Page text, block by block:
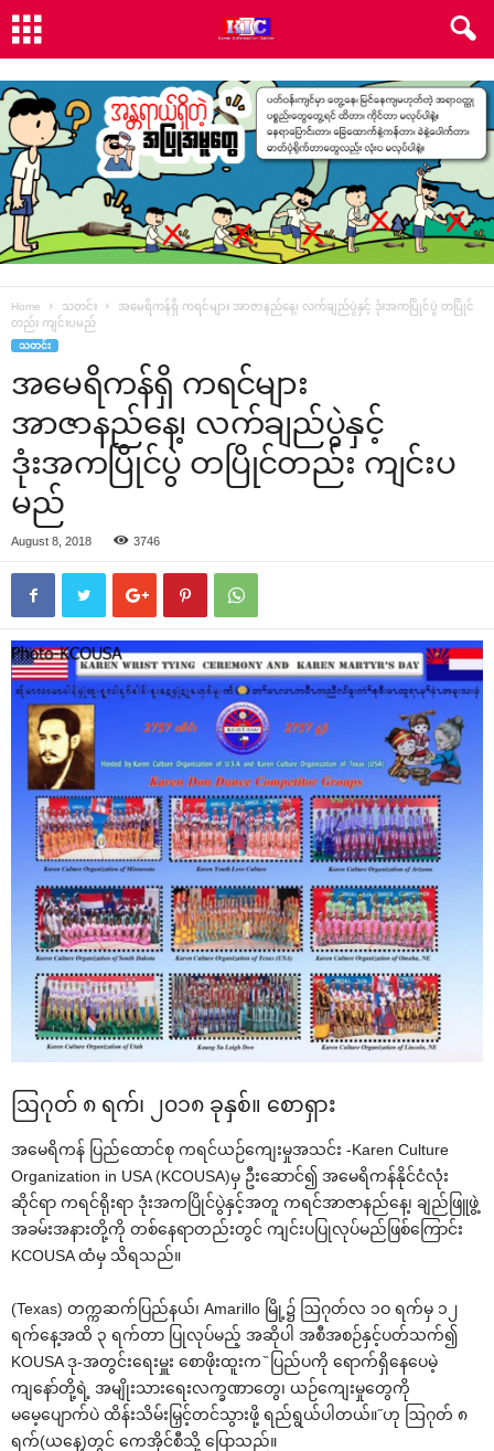
Home သတင်း
အ‌မေရိကန်ရှိ ကရင်များ အာဇာနည်‌နေ့၊ လက်ချည်ပွဲနှင့် ဒုံးအကပြိုင်ပွဲ တပြိုင်
တည်း ကျင်းပမည်
သတင်း
အ‌မေရိကန်ရှိ ကရင်များ
အာဇာနည်‌နေ့၊ လက်ချည်ပွဲနှင့်
ဒုံးအကပြိုင်ပွဲ တပြိုင်တည်း ကျင်းပ
မည်
August 8, 2018 3746
ဩဂုတ် ၈ ရက်၊ ၂၀၁၈ ခုနှစ်။ ‌စောရှား
အ‌မေရိကန် ပြည်‌ထောင်စု ကရင်ယဉ်‌ကျေးမှုအသင်း -Karen Culture
Organization in USA (KCOUSA)မှ ဦး‌ဆောင်၍ အ‌မေရိကန်နိုင်ငံလုံး
ဆိုင်ရာ ကရင်ရိုးရာ ဒုံးအကပြိုင်ပွဲနှင့်အတူ ကရင်အာဇာနည်‌နေ့၊ ချည်ဖြူဖွဲ့
အခမ်းအနားတို့ကို တစ်‌နေရာတည်းတွင် ကျင်းပပြုလုပ်မည်ဖြစ်‌ကြောင်း
KCOUSA ထံမှ သိရသည်။
(Texas) တက္ကဆက်ပြည်နယ်၊ Amarillo မြို့၌ ဩဂုတ်လ ၁ဝ ရက်မှ ၁၂
ရက်‌နေ့အထိ ၃ ရက်တာ ပြုလုပ်မည့် အဆိုပါ အစီအစဉ်နှင့်ပတ်သက်၍
KOUSA ဒု-အတွင်း‌ရေးမှူး ‌စောဖိုးထူးက ̏ ပြည်ပကို ‌ရောက်ရှိ‌နေ‌ပေမဲ့
ကျ‌နော်တို့ရဲ့ အမျိုးသား‌ရေးလက္ခဏာ‌တွေ၊ ယဉ်‌ကျေးမှု‌တွေကို
မ‌မေ့‌ပျောက်ပဲ ထိန်းသိမ်းမြှင့်တင်သွားဖို့ ရည်ရွယ်ပါတယ်။˝ဟု ဩဂုတ် ၈
ရက်(ယ‌နေ့)တွင် ‌ကေအိုင်စီသို့ ‌ပြောသည်။